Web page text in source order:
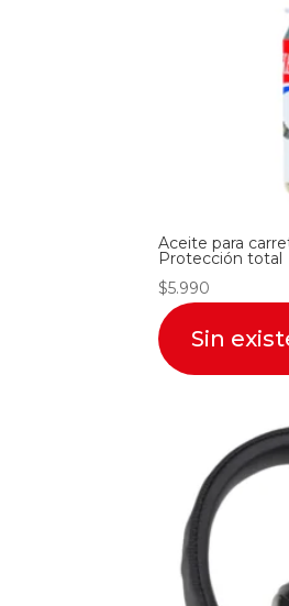
Aceite para
Protección total
$5.990
Sin